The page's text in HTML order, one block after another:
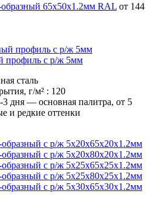
65х50х1.2мм RAL от 144
профиль с р/ж 5мм
сталь
г/м² : 120
3 дня — основная палитра, от 5
и редкие оттенки
с р/ж 5х20х65х20х1.2мм
с р/ж 5х20х80х20х1.2мм
с р/ж 5х25х65х25х1.2мм
с р/ж 5х25х80х25х1.2мм
с р/ж 5х30х65х30х1.2мм